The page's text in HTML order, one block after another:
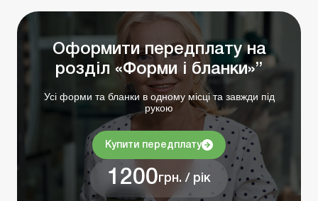
Оформити передплату на
розділ «Форми і бланки»”
Усі форми та бланки в одному місці та завжди під
рукою
Купити передплату
1200грн. / рік